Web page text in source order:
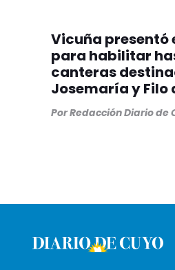
Vicuña presentó
para habilitar
canteras
Josemaría y Filo
PorRedacción Diario de